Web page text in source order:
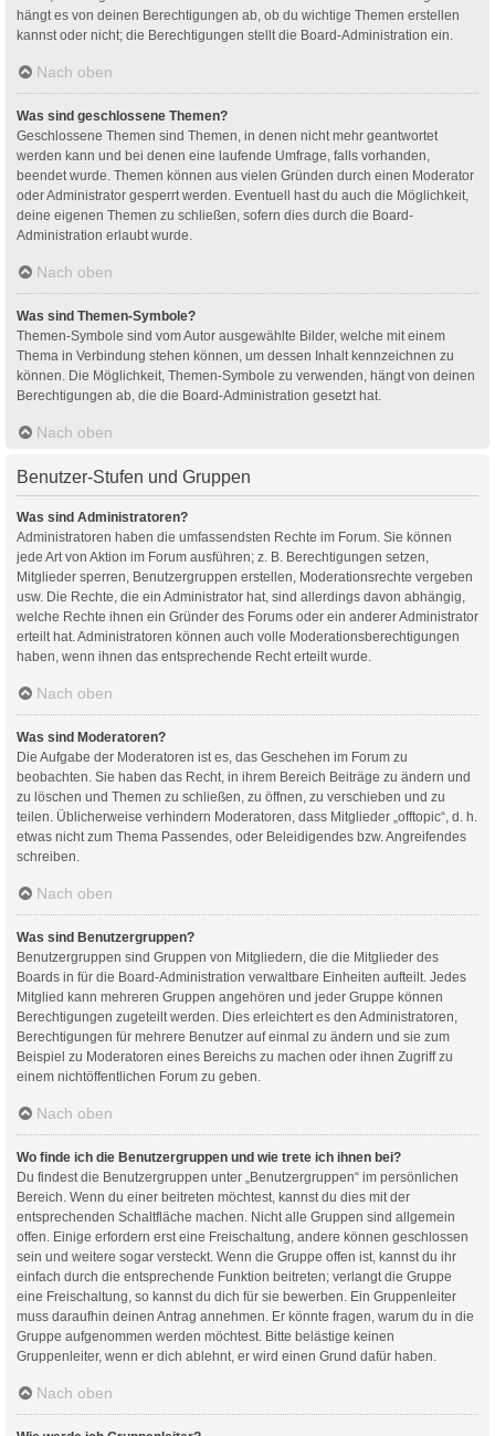
hängt es von deinen Berechtigungen ab, ob du wichtige Themen erstellen
kannst oder nicht; die Berechtigungen stellt die Board-Administration ein.
Nach oben
Was sind geschlossene Themen?
Geschlossene Themen sind Themen, in denen nicht mehr geantwortet
werden kann und bei denen eine laufende Umfrage, falls vorhanden,
beendet wurde. Themen können aus vielen Gründen durch einen Moderator
oder Administrator gesperrt werden. Eventuell hast du auch die Möglichkeit,
deine eigenen Themen zu schließen, sofern dies durch die Board-
Administration erlaubt wurde.
Nach oben
Was sind Themen-Symbole?
Themen-Symbole sind vom Autor ausgewählte Bilder, welche mit einem
Thema in Verbindung stehen können, um dessen Inhalt kennzeichnen zu
können. Die Möglichkeit, Themen-Symbole zu verwenden, hängt von deinen
Berechtigungen ab, die die Board-Administration gesetzt hat.
Nach oben
Benutzer-Stufen und Gruppen
Was sind Administratoren?
Administratoren haben die umfassendsten Rechte im Forum. Sie können
jede Art von Aktion im Forum ausführen; z. B. Berechtigungen setzen,
Mitglieder sperren, Benutzergruppen erstellen, Moderationsrechte vergeben
usw. Die Rechte, die ein Administrator hat, sind allerdings davon abhängig,
welche Rechte ihnen ein Gründer des Forums oder ein anderer Administrator
erteilt hat. Administratoren können auch volle Moderationsberechtigungen
haben, wenn ihnen das entsprechende Recht erteilt wurde.
Nach oben
Was sind Moderatoren?
Die Aufgabe der Moderatoren ist es, das Geschehen im Forum zu
beobachten. Sie haben das Recht, in ihrem Bereich Beiträge zu ändern und
zu löschen und Themen zu schließen, zu öffnen, zu verschieben und zu
teilen. Üblicherweise verhindern Moderatoren, dass Mitglieder „offtopic“, d. h.
etwas nicht zum Thema Passendes, oder Beleidigendes bzw. Angreifendes
schreiben.
Nach oben
Was sind Benutzergruppen?
Benutzergruppen sind Gruppen von Mitgliedern, die die Mitglieder des
Boards in für die Board-Administration verwaltbare Einheiten aufteilt. Jedes
Mitglied kann mehreren Gruppen angehören und jeder Gruppe können
Berechtigungen zugeteilt werden. Dies erleichtert es den Administratoren,
Berechtigungen für mehrere Benutzer auf einmal zu ändern und sie zum
Beispiel zu Moderatoren eines Bereichs zu machen oder ihnen Zugriff zu
einem nichtöffentlichen Forum zu geben.
Nach oben
Wo finde ich die Benutzergruppen und wie trete ich ihnen bei?
Du findest die Benutzergruppen unter „Benutzergruppen“ im persönlichen
Bereich. Wenn du einer beitreten möchtest, kannst du dies mit der
entsprechenden Schaltfläche machen. Nicht alle Gruppen sind allgemein
offen. Einige erfordern erst eine Freischaltung, andere können geschlossen
sein und weitere sogar versteckt. Wenn die Gruppe offen ist, kannst du ihr
einfach durch die entsprechende Funktion beitreten; verlangt die Gruppe
eine Freischaltung, so kannst du dich für sie bewerben. Ein Gruppenleiter
muss daraufhin deinen Antrag annehmen. Er könnte fragen, warum du in die
Gruppe aufgenommen werden möchtest. Bitte belästige keinen
Gruppenleiter, wenn er dich ablehnt, er wird einen Grund dafür haben.
Nach oben